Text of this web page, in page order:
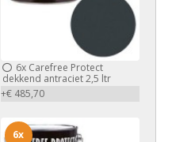
6xCarefree Protect
dekkend antraciet 2,5 ltr
+€ 485,70
6x